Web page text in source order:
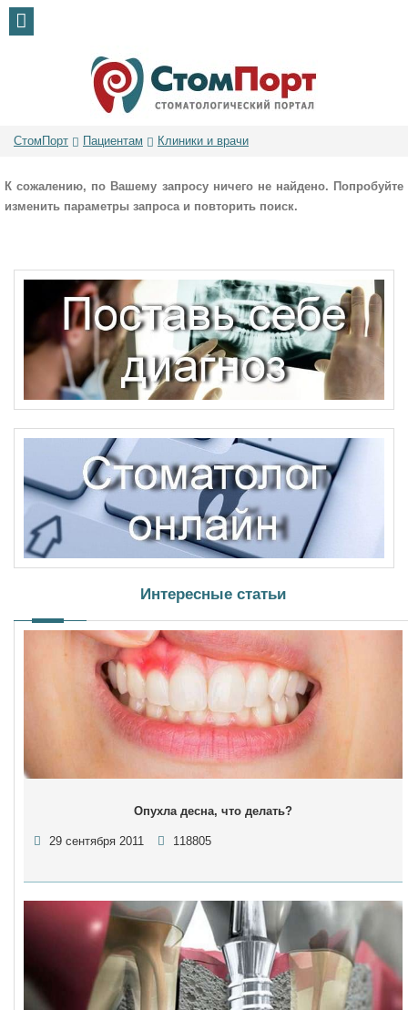
СтомПорт Пациентам Клиники и врачи
К сожалению, по Вашему запросу ничего не найдено. Попробуйте
изменить параметры запроса и повторить поиск.
Интересные статьи
Опухла десна, что делать?
29 сентября 2011 118805